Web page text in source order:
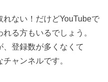
ない！だけどYouTubeで
る方もいるでしょう。
登録数が多くなくて
ャンネルです。